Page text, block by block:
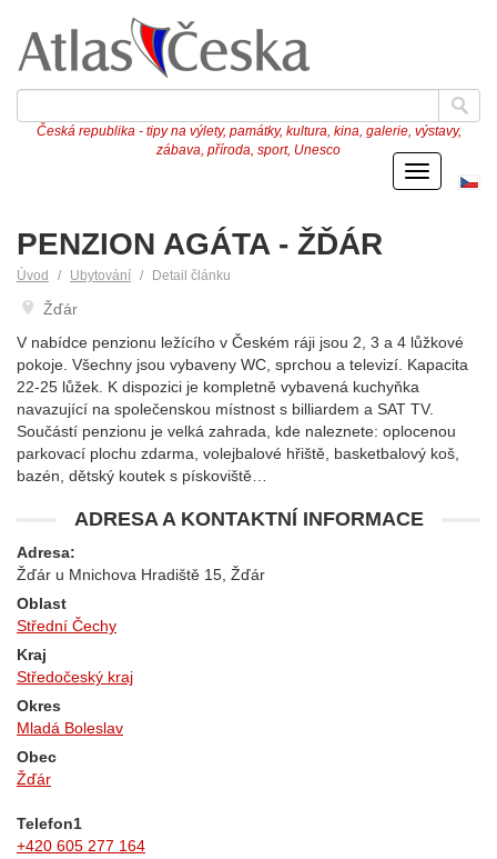
Česká republika - tipy na výlety, památky, kultura, kina, galerie, výstavy,
zábava, příroda, sport, Unesco
Menu
PENZION AGÁTA - ŽĎÁR
Úvod Ubytování Detail článku
Žďár
V nabídce penzionu ležícího v Českém ráji jsou 2, 3 a 4 lůžkové
pokoje. Všechny jsou vybaveny WC, sprchou a televizí. Kapacita
22-25 lůžek. K dispozici je kompletně vybavená kuchyňka
navazující na společenskou místnost s billiardem a SAT TV.
Součástí penzionu je velká zahrada, kde naleznete: oplocenou
parkovací plochu zdarma, volejbalové hřiště, basketbalový koš,
bazén, dětský koutek s pískoviště…
ADRESA A KONTAKTNÍ INFORMACE
Adresa:
Žďár u Mnichova Hradiště 15, Žďár
Oblast
Střední Čechy
Kraj
Středočeský kraj
Okres
Mladá Boleslav
Obec
Žďár
Telefon1
+420 605 277 164